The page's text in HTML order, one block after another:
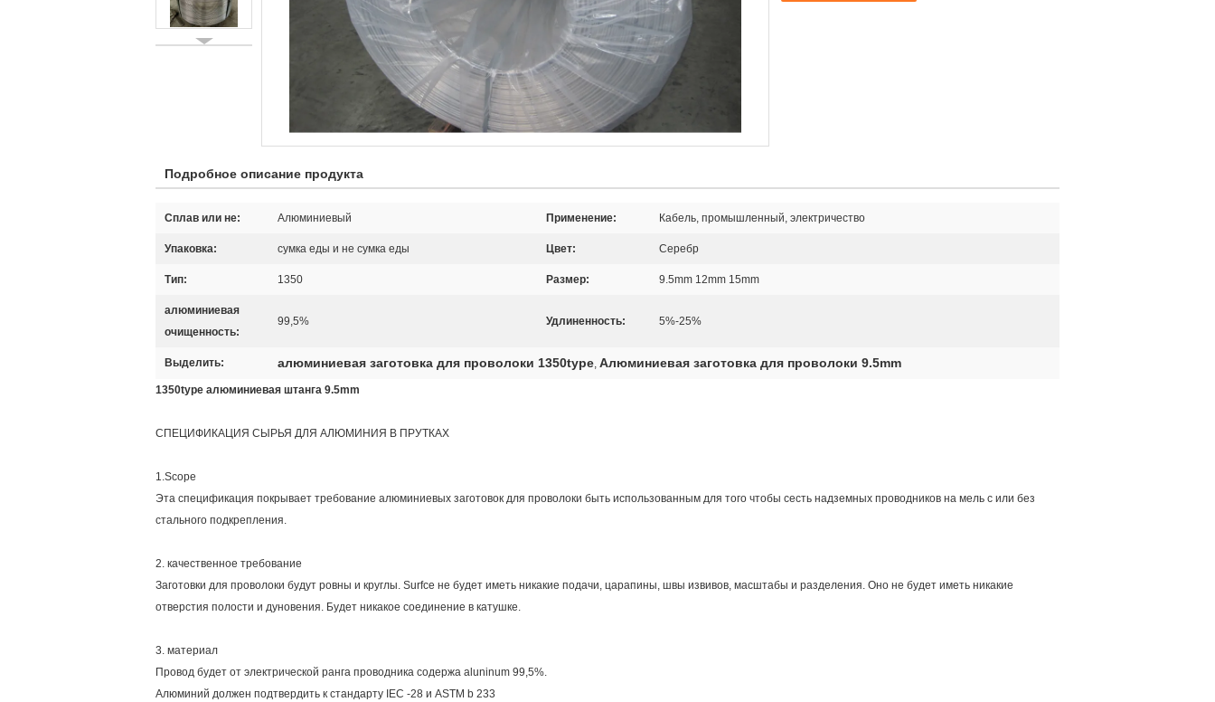
Подробное описание продукта
Сплав или не: Алюминиевый Применение: Кабель, промышленный, электричество
Упаковка: сумка еды и не сумка еды Цвет: Серебр
Тип: 1350 Размер: 9.5mm 12mm 15mm
алюминиевая
очищенность:
99,5% Удлиненность: 5%-25%
Выделить: алюминиевая заготовка для проволоки 1350type, Алюминиевая заготовка для проволоки 9.5mm
1350type алюминиевая штанга 9.5mm
СПЕЦИФИКАЦИЯ СЫРЬЯ ДЛЯ АЛЮМИНИЯ В ПРУТКАХ
1.Scope
Эта спецификация покрывает требование алюминиевых заготовок для проволоки быть использованным для того чтобы сесть надземных проводников на мель с или без
стального подкрепления.
2. качественное требование
Заготовки для проволоки будут ровны и круглы. Surfce не будет иметь никакие подачи, царапины, швы извивов, масштабы и разделения. Оно не будет иметь никакие
отверстия полости и дуновения. Будет никакое соединение в катушке.
3. материал
Провод будет от электрической ранга проводника содержа aluninum 99,5%.
Алюминий должен подтвердить к стандарту IEC -28 и ASTM b 233